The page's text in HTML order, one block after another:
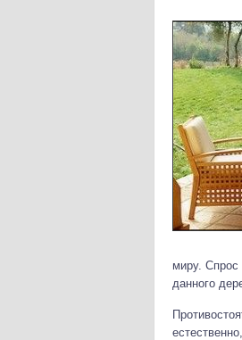
миру. Спрос
данного